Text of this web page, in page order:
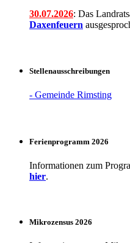
30.07.2026: Das
Daxenfeuern
Stellenausschreibungen
- Gemeinde Rimsting
Ferienprogramm 2026
Informationen zum
hier.
Mikrozensus 2026